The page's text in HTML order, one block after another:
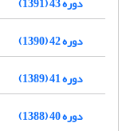
دوره 42 (1390)
دوره 41 (1389)
دوره 40 (1388)